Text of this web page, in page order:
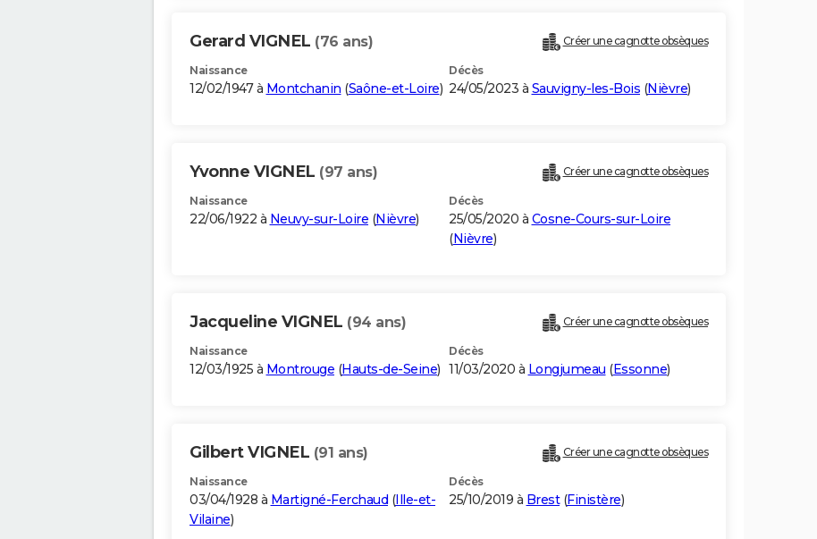
Gerard VIGNEL (76 ans) Créer une cagnotte obsèques
Naissance
12/02/1947 à Montchanin (Saône-et-Loire)
Décès
24/05/2023 à Sauvigny-les-Bois (Nièvre)
Yvonne VIGNEL (97 ans) Créer une cagnotte obsèques
Naissance
22/06/1922 à Neuvy-sur-Loire (Nièvre)
Décès
25/05/2020 à Cosne-Cours-sur-Loire
(Nièvre)
Jacqueline VIGNEL (94 ans) Créer une cagnotte obsèques
Naissance
12/03/1925 à Montrouge (Hauts-de-Seine)
Décès
11/03/2020 à Longjumeau (Essonne)
Gilbert VIGNEL (91 ans) Créer une cagnotte obsèques
Naissance
03/04/1928 à Martigné-Ferchaud (Ille-et-
Vilaine)
Décès
25/10/2019 à Brest(Finistère)